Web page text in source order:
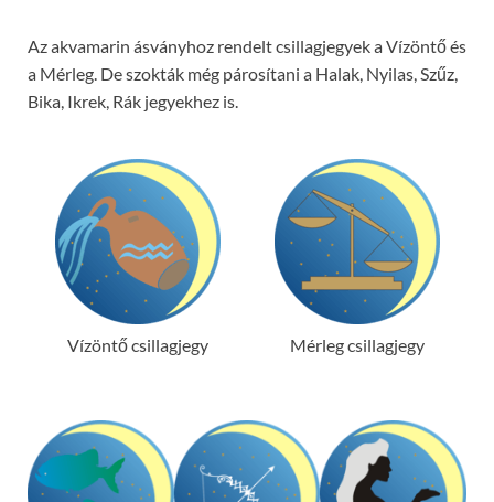
Az akvamarin ásványhoz rendelt csillagjegyek a Vízöntő és
a Mérleg. De szokták még párosítani a Halak, Nyilas, Szűz,
Bika, Ikrek, Rák jegyekhez is.
Vízöntő csillagjegy Mérleg csillagjegy